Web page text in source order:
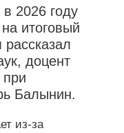
2026 году
итоговый
доцент
при
Балынин.
из-за